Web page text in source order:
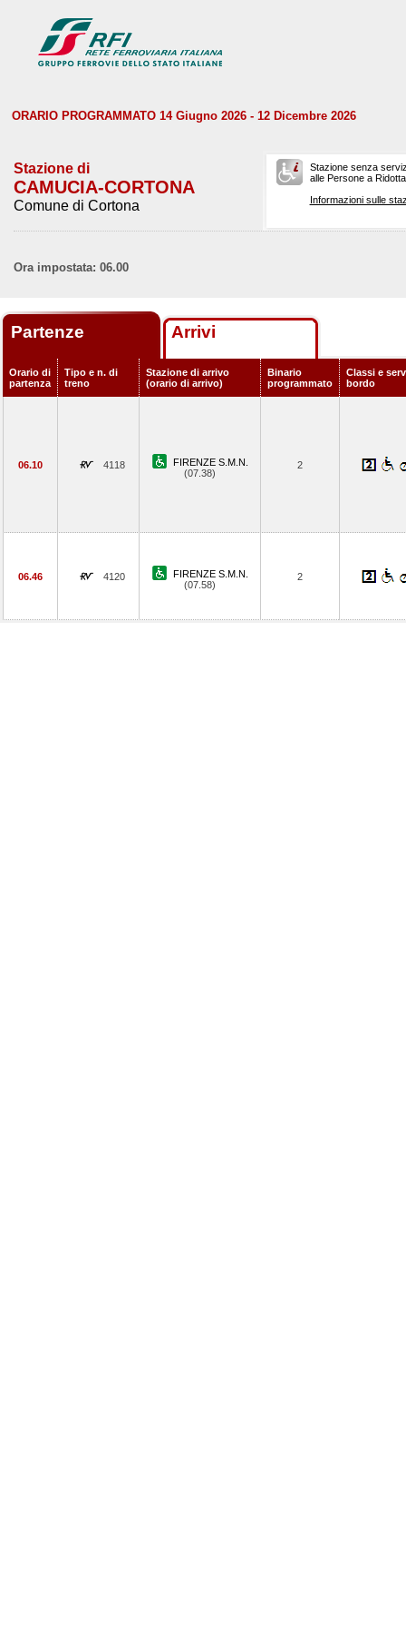
ORARIO PROGRAMMATO 14 Giugno 2026 - 12 Dicembre 2026
Stazione di
CAMUCIA-CORTONA
Comune di Cortona
Stazione senza
alle Persone a
Informazioni sulle
Ora impostata: 06.00
Partenze Arrivi
Orario di
partenza
Tipo e n. di
treno
Stazione di arrivo
(orario di arrivo)
Binario
programmato
Classi e
bordo
06.10 4118
FIRENZE S.M.N.
(07.38)
2
06.46 4120
FIRENZE S.M.N.
(07.58)
2